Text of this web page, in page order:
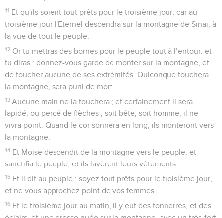
11 Et qu'ils soient tout prêts pour le troisième jour, car au
troisième jour l'Eternel descendra sur la montagne de Sinaï, à
la vue de tout le peuple.
12 Or tu mettras des bornes pour le peuple tout à l’entour, et
tu diras : donnez-vous garde de monter sur la montagne, et
de toucher aucune de ses extrémités. Quiconque touchera
la montagne, sera puni de mort.
13 Aucune main ne la touchera ; et certainement il sera
lapidé, ou percé de flèches ; soit bête, soit homme, il ne
vivra point. Quand le cor sonnera en long, ils monteront vers
la montagne.
14 Et Moïse descendit de la montagne vers le peuple, et
sanctifia le peuple, et ils lavèrent leurs vêtements.
15 Et il dit au peuple : soyez tout prêts pour le troisième jour,
et ne vous approchez point de vos femmes.
16 Et le troisième jour au matin, il y eut des tonnerres, et des